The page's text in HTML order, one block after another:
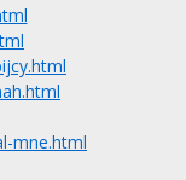
mne.html